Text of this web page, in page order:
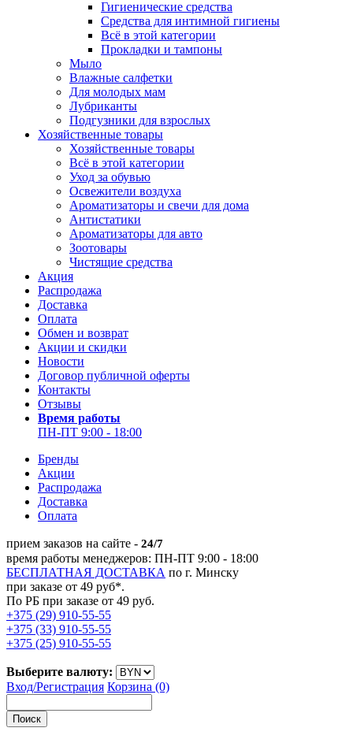
Гигиенические средства
Средства для интимной гигиены
Всё в этой категории
Прокладки и тампоны
Мыло
Влажные салфетки
Для молодых мам
Лубриканты
Подгузники для взрослых
Хозяйственные товары
Хозяйственные товары
Всё в этой категории
Уход за обувью
Освежители воздуха
Ароматизаторы и свечи для дома
Антистатики
Ароматизаторы для авто
Зоотовары
Чистящие средства
Акция
Распродажа
Доставка
Оплата
Обмен и возврат
Акции и скидки
Новости
Договор публичной оферты
Контакты
Отзывы
Время работы
ПН-ПТ 9:00 - 18:00
Бренды
Акции
Распродажа
Доставка
Оплата
прием заказов на сайте - 24/7
время работы менеджеров: ПН-ПТ 9:00 - 18:00
БЕСПЛАТНАЯ ДОСТАВКА по г. Минску
при заказе от 49 руб*.
По РБ при заказе от 49 руб.
+375 (29) 910-55-55
+375 (33) 910-55-55
+375 (25) 910-55-55
Выберите валюту:
Вход/Регистрация Корзина (0)
Поиск